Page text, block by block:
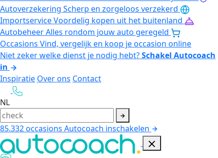
Autoverzekering Scherp en zorgeloos verzekerd
ImportserviceVoordelig kopen uit het buitenland
AutobeheerAlles rondom jouw auto geregeld
Occasions Vind, vergelijk en koop je occasion online
Niet zeker welke dienst je nodig hebt?Schakel Autocoach
in
Inspiratie Over ons Contact
NL
85.332occasions Autocoach inschakelen